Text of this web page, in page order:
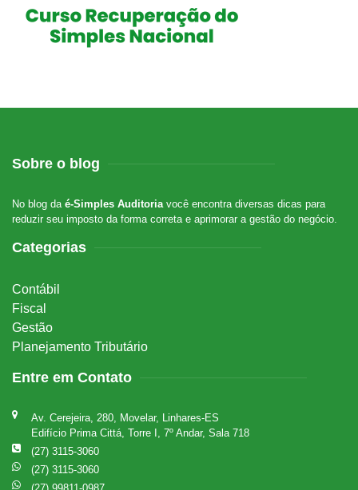
Sobre o blog
No blog da é-Simples Auditoria você encontra diversas dicas para
reduzir seu imposto da forma correta e aprimorar a gestão do negócio.
Categorias
Contábil
Fiscal
Gestão
Planejamento Tributário
Entre em Contato
Av. Cerejeira, 280, Movelar, Linhares-ES
Edifício Prima Cittá, Torre I, 7º Andar, Sala 718
(27) 3115-3060
(27) 3115-3060